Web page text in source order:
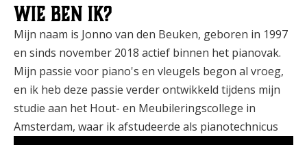
Wie ben ik?
Mijn naam is Jonno van den Beuken, geboren in 1997
en sinds november 2018 actief binnen het pianovak.
Mijn passie voor piano's en vleugels begon al vroeg,
en ik heb deze passie verder ontwikkeld tijdens mijn
studie aan het Hout- en Meubileringscollege in
Amsterdam, waar ik afstudeerde als pianotechnicus